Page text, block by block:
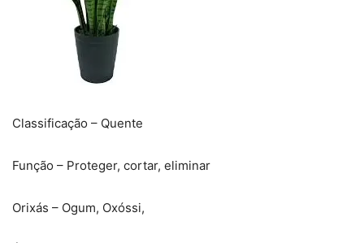
Classificação – Quente
Função – Proteger, cortar, eliminar
Orixás – Ogum, Oxóssi,